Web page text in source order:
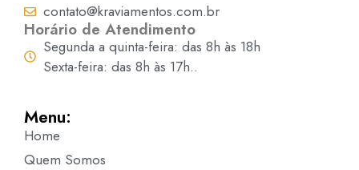
contato@kraviamentos.com.br
Horário de Atendimento
Segunda a quinta-feira: das 8h às 18h
Sexta-feira: das 8h às 17h..
Menu:
Home
Quem Somos